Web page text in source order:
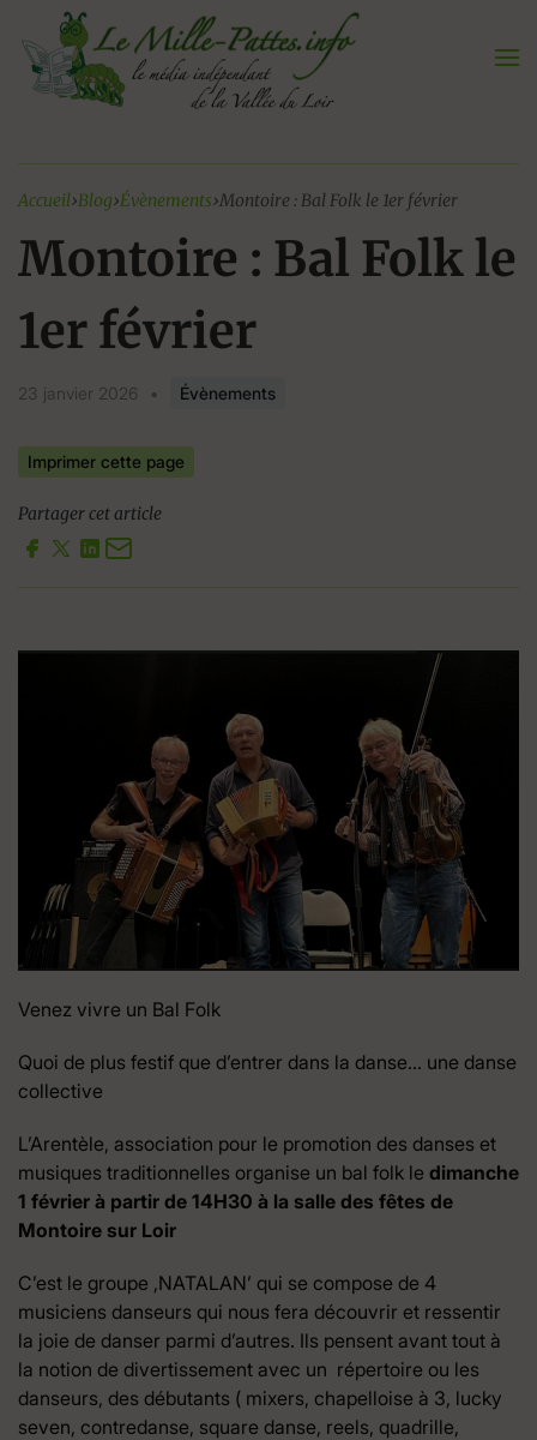
contenu
Accueil›Blog›Évènements›Montoire : Bal Folk le 1er février
Montoire : Bal Folk le
1er février
23 janvier 2026 • Évènements
Imprimer cette page
Partager cet article
Venez vivre un Bal Folk
Quoi de plus festif que d’entrer dans la danse… une danse
collective
L’Arentèle, association pour le promotion des danses et
musiques traditionnelles organise un bal folk le dimanche
1 février à partir de 14H30 à la salle des fêtes de
Montoire sur Loir
C’est le groupe ,NATALAN’ qui se compose de 4
musiciens danseurs qui nous fera découvrir et ressentir
la joie de danser parmi d’autres. Ils pensent avant tout à
la notion de divertissement avec un répertoire ou les
danseurs, des débutants ( mixers, chapelloise à 3, lucky
seven, contredanse, square danse, reels, quadrille,